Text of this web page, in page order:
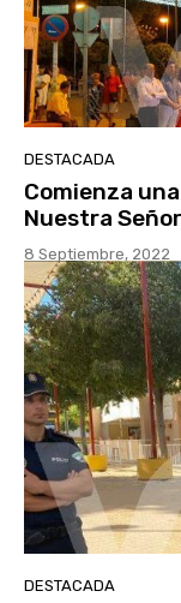
DESTACADA
Comienza
Nuestra
8 Septiembre, 2022
DESTACADA